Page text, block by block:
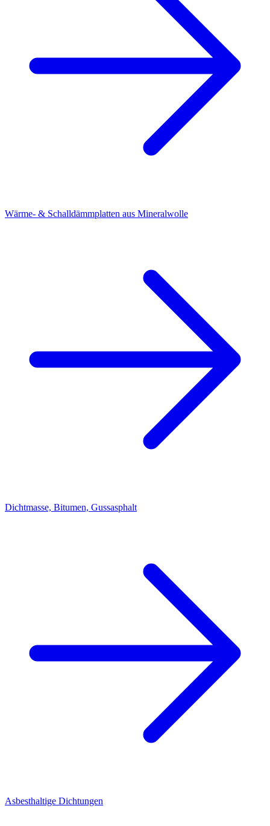
Wärme- & Schalldämmplatten aus Mineralwolle
Dichtmasse, Bitumen, Gussasphalt
Asbesthaltige Dichtungen